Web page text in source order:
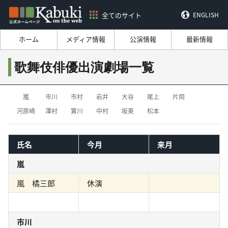
全てのサイト ENGLISH
ホーム メディア情報 公演情報 最新情報
歌舞伎俳優出演劇場一覧
嵐 市川 市村 岩井 大谷 尾上
片岡
河原崎
澤村 實川 中村 坂東 松本
氏名 今月
来月
嵐
嵐 橘三郎
休演
市川